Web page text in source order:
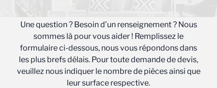
Une question ? Besoin d’un renseignement ? Nous
sommes là pour vous aider ! Remplissez le
formulaire ci-dessous, nous vous répondons dans
les plus brefs délais. Pour toute demande de devis,
veuillez nous indiquer le nombre de pièces ainsi que
leur surface respective.